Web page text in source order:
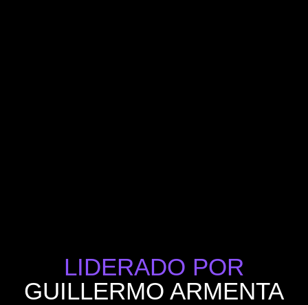
LIDERADO POR
GUILLERMO ARMENTA